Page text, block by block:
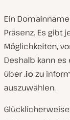
Ein
Präsenz. Es gibt
Möglichkeiten,
Deshalb kann
über.io zu
auszuwählen.